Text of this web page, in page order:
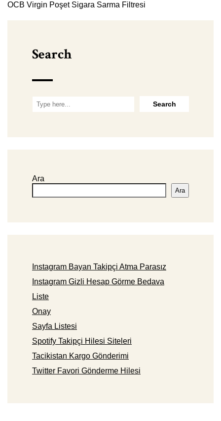
OCB Virgin Poşet Sigara Sarma Filtresi
Search
Ara
Ara
Instagram Bayan Takipçi Atma Parasız
Instagram Gizli Hesap Görme Bedava
Liste
Onay
Sayfa Listesi
Spotify Takipçi Hilesi Siteleri
Tacikistan Kargo Gönderimi
Twitter Favori Gönderme Hilesi